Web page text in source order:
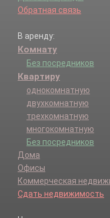
Обратная связь
В аренду:
Комнату
Без посредников
Квартиру
однокомнатную
двухкомнатную
трехкомнатную
многокомнатную
Без посредников
Дома
Офисы
Коммерческая
Сдать недвижимость